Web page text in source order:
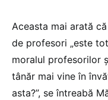
Aceasta mai arată
de profesori „este
moralul profesorilor
tânăr mai vine în
asta?”, se întreabă